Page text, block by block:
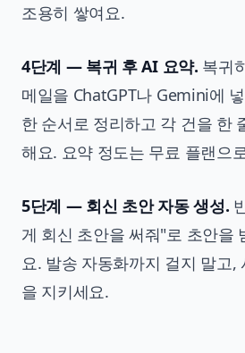
조용히 쌓여요.
4단계 — 복귀 후 AI 요약. 복귀
메일을 ChatGPT나 Gemini에
한 순서로 정리하고 각 건을 한
해요. 요약 정도는 무료 플랜으
5단계 — 회신 초안 자동 생성.
게 회신 초안을 써줘"로 초안을
요. 발송 자동화까지 걸지 말고,
을 지키세요.